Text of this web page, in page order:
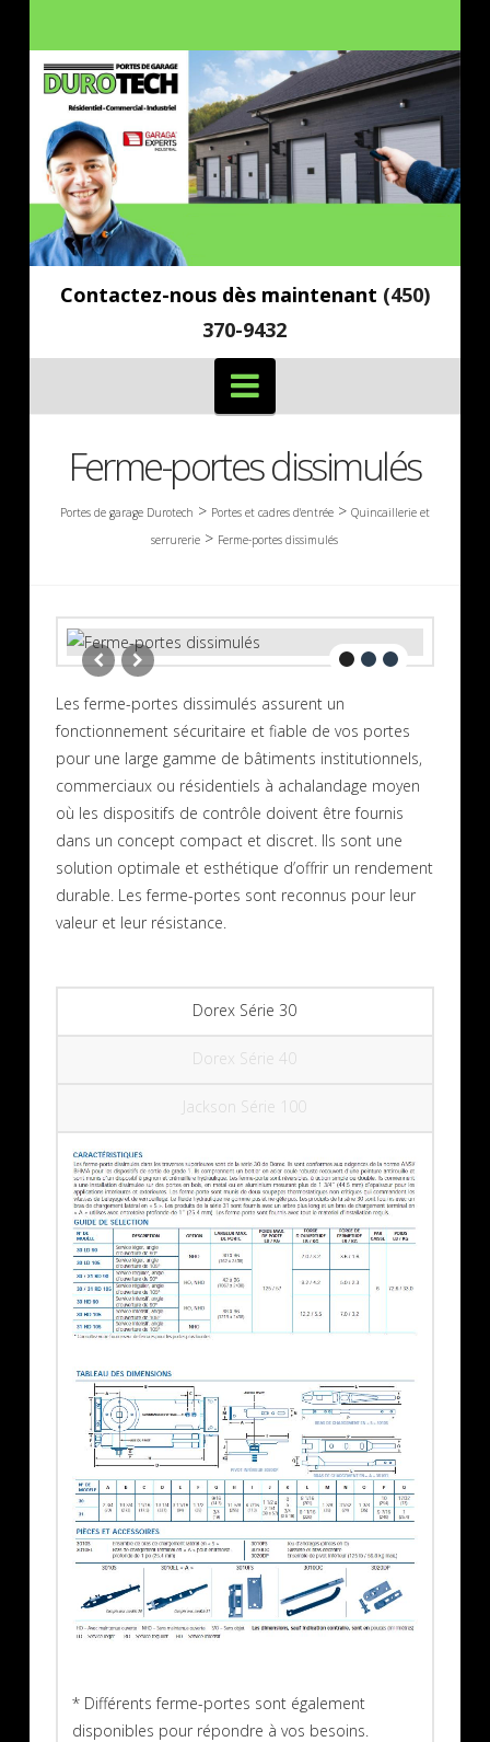
Contactez-nous dès maintenant (450)
370-9432
Navigation
Ferme-portes dissimulés
Portes de garage Durotech > Portes et cadres d'entrée> Quincaillerie et
serrurerie > Ferme-portes dissimulés
Les ferme-portes dissimulés assurent un
fonctionnement sécuritaire et fiable de vos portes
pour une large gamme de bâtiments institutionnels,
commerciaux ou résidentiels à achalandage moyen
où les dispositifs de contrôle doivent être fournis
dans un concept compact et discret. Ils sont une
solution optimale et esthétique d’offrir un rendement
durable. Les ferme-portes sont reconnus pour leur
valeur et leur résistance.
Dorex Série 30
Dorex Série 40
Jackson Série 100
* Différents ferme-portes sont également
disponibles pour répondre à vos besoins.